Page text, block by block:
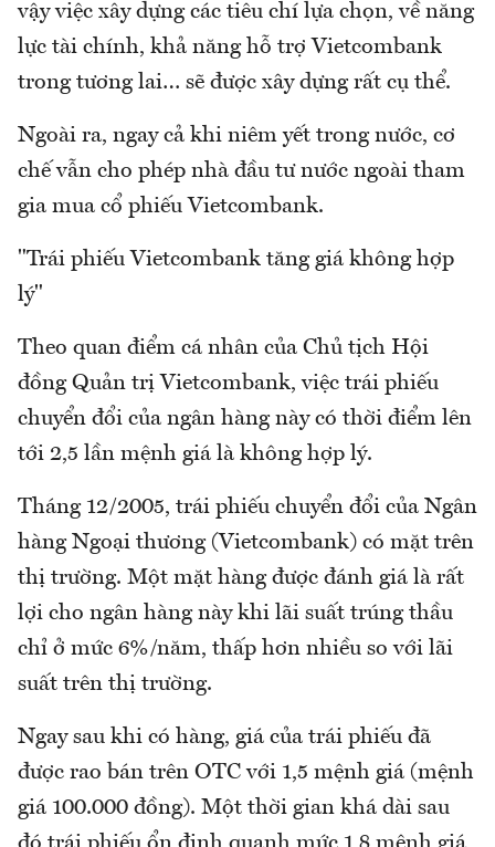
vậy việc xây dựng các tiêu chí lựa chọn, về năng
lực tài chính, khả năng hỗ trợ Vietcombank
trong tương lai… sẽ được xây dựng rất cụ thể.
Ngoài ra, ngay cả khi niêm yết trong nước, cơ
chế vẫn cho phép nhà đầu tư nước ngoài tham
gia mua cổ phiếu Vietcombank.
"Trái phiếu Vietcombank tăng giá không hợp
lý"
Theo quan điểm cá nhân của Chủ tịch Hội
đồng Quản trị Vietcombank, việc trái phiếu
chuyển đổi của ngân hàng này có thời điểm lên
tới 2,5 lần mệnh giá là không hợp lý.
Tháng 12/2005, trái phiếu chuyển đổi của Ngân
hàng Ngoại thương (Vietcombank) có mặt trên
thị trường. Một mặt hàng được đánh giá là rất
lợi cho ngân hàng này khi lãi suất trúng thầu
chỉ ở mức 6%/năm, thấp hơn nhiều so với lãi
suất trên thị trường.
Ngay sau khi có hàng, giá của trái phiếu đã
được rao bán trên OTC với 1,5 mệnh giá (mệnh
giá 100.000 đồng). Một thời gian khá dài sau